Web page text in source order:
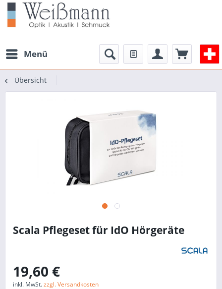
Menü
Übersicht
Scala Pflegeset für IdO Hörgeräte
19,60 €
inkl. MwSt.zzgl. Versandkosten